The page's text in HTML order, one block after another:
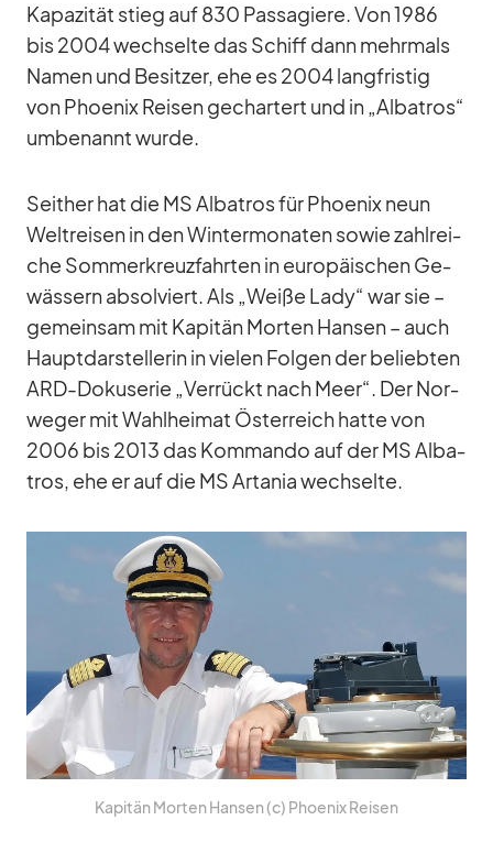
Ka­pa­zi­tät stieg auf 830 Pas­sa­giere. Von 1986
bis 2004 wech­selte das Schiff dann mehr­mals
Na­men und Be­sit­zer, ehe es 2004 lang­fris­tig
von Phoe­nix Rei­sen ge­char­tert und in „Al­ba­tros“
um­be­nannt wurde.
Seit­her hat die MS Al­ba­tros für Phoe­nix neun
Welt­rei­sen in den Win­ter­mo­na­ten so­wie zahl­rei­
che Som­mer­kreuz­fahr­ten in eu­ro­päi­schen Ge­
wäs­sern ab­sol­viert. Als „Weiße Lady“ war sie –
ge­mein­sam mit Ka­pi­tän Mor­ten Han­sen – auch
Haupt­dar­stel­le­rin in vie­len Fol­gen der be­lieb­ten
ARD-Do­kuse­rie „Ver­rückt nach Meer“. Der Nor­
we­ger mit Wahl­hei­mat Ös­ter­reich hatte von
2006 bis 2013 das Kom­mando auf der MS Al­ba­
tros, ehe er auf die MS Arta­nia wech­selte.
Ka­pi­tän Mor­ten Han­sen (c) Phoe­nix Rei­sen